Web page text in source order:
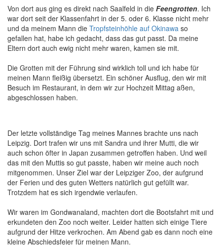
Von dort aus ging es direkt nach Saalfeld in die Feengrotten. Ich
war dort seit der Klassenfahrt in der 5. oder 6. Klasse nicht mehr
und da meinem Mann die Tropfsteinhöhle auf Okinawa so
gefallen hat, habe ich gedacht, dass das gut passt. Da meine
Eltern dort auch ewig nicht mehr waren, kamen sie mit.
Die Grotten mit der Führung sind wirklich toll und ich habe für
meinen Mann fleißig übersetzt. Ein schöner Ausflug, den wir mit
Besuch im Restaurant, in dem wir zur Hochzeit Mittag aßen,
abgeschlossen haben.
Der letzte vollständige Tag meines Mannes brachte uns nach
Leipzig. Dort trafen wir uns mit Sandra und ihrer Mutti, die wir
auch schon öfter in Japan zusammen getroffen haben. Und weil
das mit den Muttis so gut passte, haben wir meine auch noch
mitgenommen. Unser Ziel war der Leipziger Zoo, der aufgrund
der Ferien und des guten Wetters natürlich gut gefüllt war.
Trotzdem hat es sich irgendwie verlaufen.
Wir waren im Gondwanaland, machten dort die Bootsfahrt mit und
erkundeten den Zoo noch weiter. Leider hatten sich einige Tiere
aufgrund der Hitze verkrochen. Am Abend gab es dann noch eine
kleine Abschiedsfeier für meinen Mann.